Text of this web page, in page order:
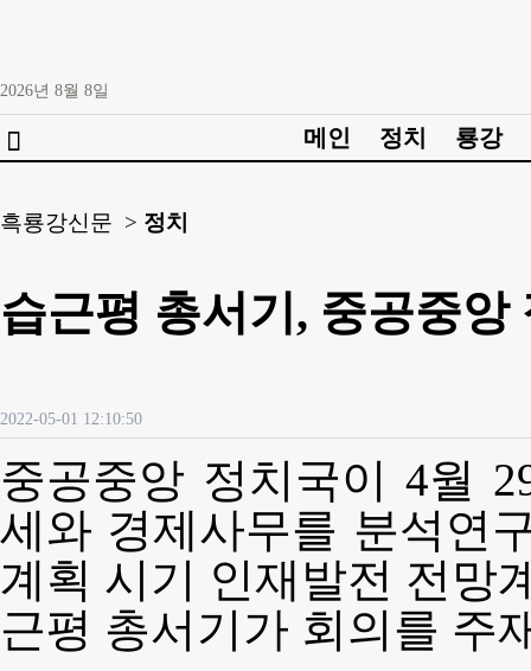
2026년 8월 8일
 메인 정치 룡강
흑룡강신문 > 정치
습근평 총서기, 중공중앙
2022-05-01 12:10:50
중공중앙 정치국이 4월
세와 경제사무를 분석연
계획 시기 인재발전 전망
근평 총서기가 회의를 주